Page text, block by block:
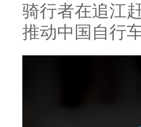
骑行者在追江
推动中国自行